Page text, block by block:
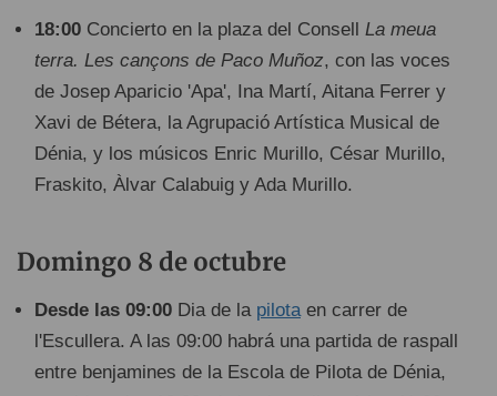
18:00 Concierto en la plaza del Consell La meua
terra. Les cançons de Paco Muñoz, con las voces
de Josep Aparicio 'Apa', Ina Martí, Aitana Ferrer y
Xavi de Bétera, la Agrupació Artística Musical de
Dénia, y los músicos Enric Murillo, César Murillo,
Fraskito, Àlvar Calabuig y Ada Murillo.
Domingo 8 de octubre
Desde las 09:00 Dia de la pilotaen carrer de
l'Escullera. A las 09:00 habrá una partida de raspall
entre benjamines de la Escola de Pilota de Dénia,